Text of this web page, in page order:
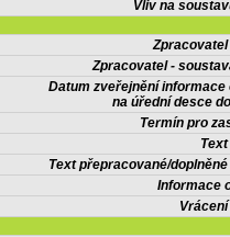
Vliv na
Zpracovatel -
Datum zveřejnění informace
na úřední desce
Termín pro
Text přepracované/
Informace